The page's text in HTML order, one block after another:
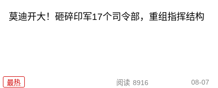
莫迪开大！砸碎印军17个司令部，重组指挥结构
最热 阅读 8916 08-07